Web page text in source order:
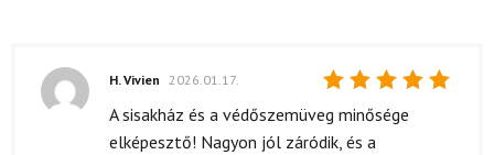
Értékelés:
5
H. Vivien 2026.01.17.
A sisakház és a védőszemüveg minősége
elképesztő! Nagyon jól záródik, és a